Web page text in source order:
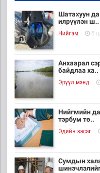
Шатахуун
илрүүлэн ш..
Нийгэм 5
Анхаарал
байдлаа ха..
Эрүүл мэнд
Нийгмийн
тэрбум тө..
Эдийн засаг
Сумдын